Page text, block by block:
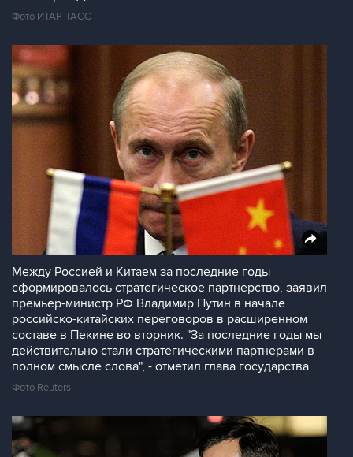
Фото ИТАР-ТАСС
Между Россией и Китаем за последние годы
сформировалось стратегическое партнерство, заявил
премьер-министр РФ Владимир Путин в начале
российско-китайских переговоров в расширенном
составе в Пекине во вторник. "За последние годы мы
действительно стали стратегическими партнерами в
полном смысле слова", - отметил глава государства
Фото Reuters